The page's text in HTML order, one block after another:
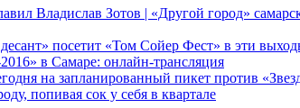
Владислав Зотов | «Другой город»
посетит «Том Сойер Фест» в эти
в Самаре: онлайн-трансляция
на запланированный пикет против
попивая сок у себя в квартале